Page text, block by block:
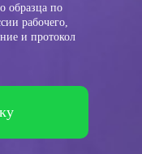
образца по
рабочего,
и протокол